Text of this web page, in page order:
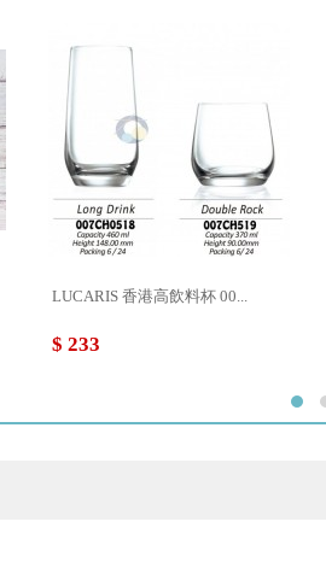
LUCARIS 香港高飲料杯 00...
$ 233